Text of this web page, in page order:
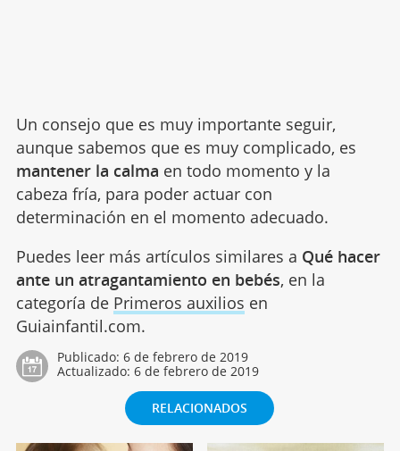
Un consejo que es muy importante seguir,
aunque sabemos que es muy complicado, es
mantener la calma en todo momento y la
cabeza fría, para poder actuar con
determinación en el momento adecuado.
Puedes leer más artículos similares a Qué hacer
ante un atragantamiento en bebés, en la
categoría de Primeros auxilios en
Guiainfantil.com.
Publicado: 6 de febrero de 2019
Actualizado: 6 de febrero de 2019
RELACIONADOS